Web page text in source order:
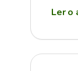
Ler o